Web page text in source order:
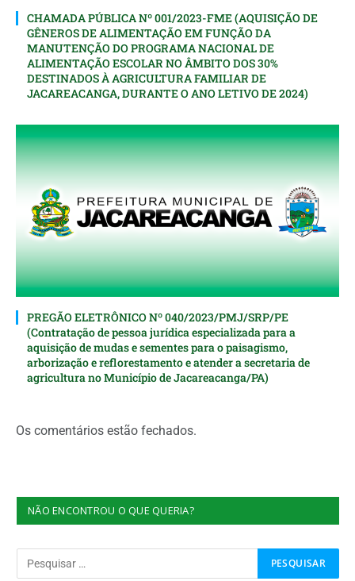
CHAMADA PÚBLICA Nº 001/2023-FME (AQUISIÇÃO DE
GÊNEROS DE ALIMENTAÇÃO EM FUNÇÃO DA
MANUTENÇÃO DO PROGRAMA NACIONAL DE
ALIMENTAÇÃO ESCOLAR NO ÂMBITO DOS 30%
DESTINADOS À AGRICULTURA FAMILIAR DE
JACAREACANGA, DURANTE O ANO LETIVO DE 2024)
PREGÃO ELETRÔNICO Nº 040/2023/PMJ/SRP/PE
(Contratação de pessoa jurídica especializada para a
aquisição de mudas e sementes para o paisagismo,
arborização e reflorestamento e atender a secretaria de
agricultura no Município de Jacareacanga/PA)
Os comentários estão fechados.
NÃO ENCONTROU O QUE QUERIA?